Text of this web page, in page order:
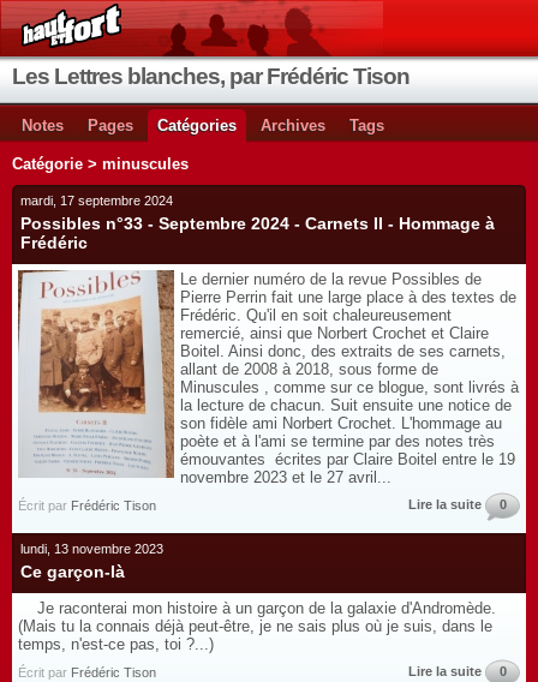
Les Lettres blanches, par Frédéric Tison
Notes Pages Catégories Archives Tags
Catégorie > minuscules
mardi, 17 septembre 2024
Possibles n°33 - Septembre 2024 - Carnets II - Hommage à
Frédéric
Le dernier numéro de la revue Possibles de
Pierre Perrin fait une large place à des textes de
Frédéric. Qu'il en soit chaleureusement
remercié, ainsi que Norbert Crochet et Claire
Boitel. Ainsi donc, des extraits de ses carnets,
allant de 2008 à 2018, sous forme de
Minuscules , comme sur ce blogue, sont livrés à
la lecture de chacun. Suit ensuite une notice de
son fidèle ami Norbert Crochet. L'hommage au
poète et à l'ami se termine par des notes très
émouvantes écrites par Claire Boitel entre le 19
novembre 2023 et le 27 avril...
Écrit par Frédéric Tison Lire la suite 0
lundi, 13 novembre 2023
Ce garçon-là
Je raconterai mon histoire à un garçon de la galaxie d'Andromède.
(Mais tu la connais déjà peut-être, je ne sais plus où je suis, dans le
temps, n'est-ce pas, toi ?...)
Écrit par Frédéric Tison Lire la suite 0